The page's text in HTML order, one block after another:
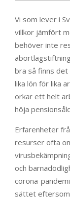
Vi som lever i
villkor jämfört
behöver inte
bra så finns
lika lön för lika
orkar ett helt
höja
Erfarenheter
resurser ofta
och
corona-
sättet eftersom